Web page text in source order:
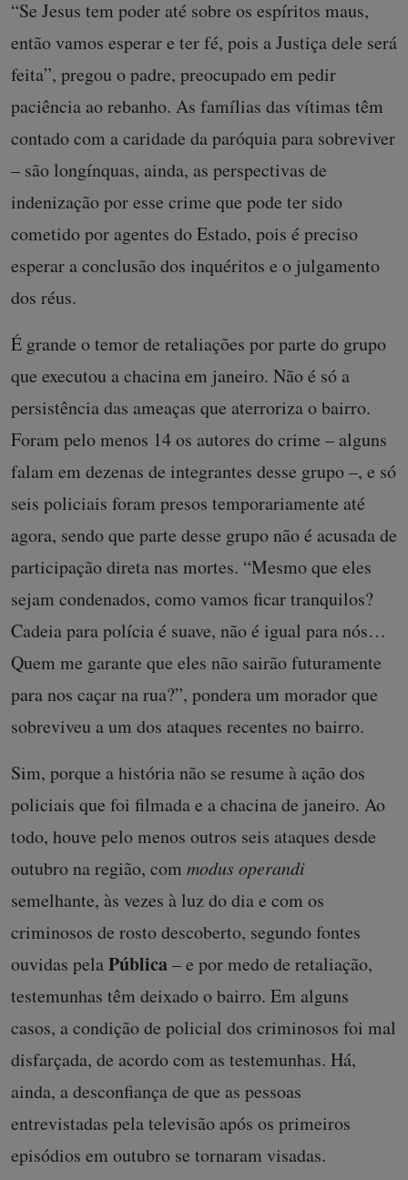
“Se Jesus tem poder até sobre os espíritos maus,
então vamos esperar e ter fé, pois a Justiça dele será
feita”, pregou o padre, preocupado em pedir
paciência ao rebanho. As famílias das vítimas têm
contado com a caridade da paróquia para sobreviver
– são longínquas, ainda, as perspectivas de
indenização por esse crime que pode ter sido
cometido por agentes do Estado, pois é preciso
esperar a conclusão dos inquéritos e o julgamento
dos réus.
É grande o temor de retaliações por parte do grupo
que executou a chacina em janeiro. Não é só a
persistência das ameaças que aterroriza o bairro.
Foram pelo menos 14 os autores do crime – alguns
falam em dezenas de integrantes desse grupo –, e só
seis policiais foram presos temporariamente até
agora, sendo que parte desse grupo não é acusada de
participação direta nas mortes. “Mesmo que eles
sejam condenados, como vamos ficar tranquilos?
Cadeia para polícia é suave, não é igual para nós…
Quem me garante que eles não sairão futuramente
para nos caçar na rua?”, pondera um morador que
sobreviveu a um dos ataques recentes no bairro.
Sim, porque a história não se resume à ação dos
policiais que foi filmada e a chacina de janeiro. Ao
todo, houve pelo menos outros seis ataques desde
outubro na região, com modus operandi
semelhante, às vezes à luz do dia e com os
criminosos de rosto descoberto, segundo fontes
ouvidas pelaPública– e por medo de retaliação,
testemunhas têm deixado o bairro. Em alguns
casos, a condição de policial dos criminosos foi mal
disfarçada, de acordo com as testemunhas. Há,
ainda, a desconfiança de que as pessoas
entrevistadas pela televisão após os primeiros
episódios em outubro se tornaram visadas.